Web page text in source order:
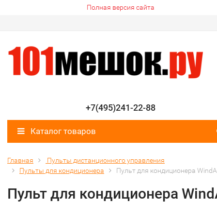
Полная версия сайта
+7(495)241-22-88
Каталог товаров
Главная
Пульты дистанционного управления
Пульты для кондиционера
Пульт для кондиционера
Пульт для кондиционера